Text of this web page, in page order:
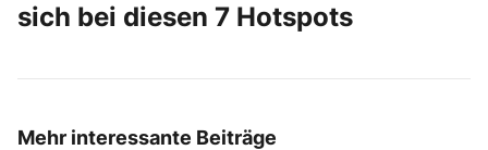
sich bei diesen 7 Hotspots
Mehr interessante Beiträge